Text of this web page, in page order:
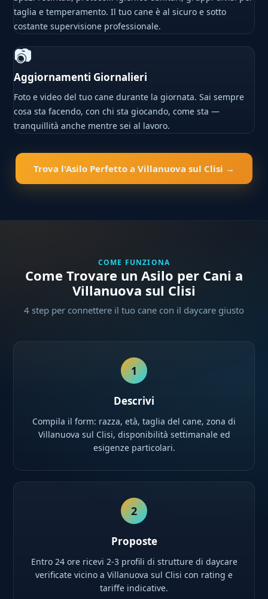
taglia e temperamento. Il tuo cane è al sicuro e sotto
costante supervisione professionale.
📷
Aggiornamenti Giornalieri
Foto e video del tuo cane durante la giornata. Sai sempre
cosa sta facendo, con chi sta giocando, come sta —
tranquillità anche mentre sei al lavoro.
Trova l'Asilo Perfetto a Villanuova sul Clisi →
COME FUNZIONA
Come Trovare un Asilo per Cani a
Villanuova sul Clisi
4 step per connettere il tuo cane con il daycare giusto
1
Descrivi
Compila il form: razza, età, taglia del cane, zona di
Villanuova sul Clisi, disponibilità settimanale ed
esigenze particolari.
2
Proposte
Entro 24 ore ricevi 2-3 profili di strutture di daycare
verificate vicino a Villanuova sul Clisi con rating e
tariffe indicative.